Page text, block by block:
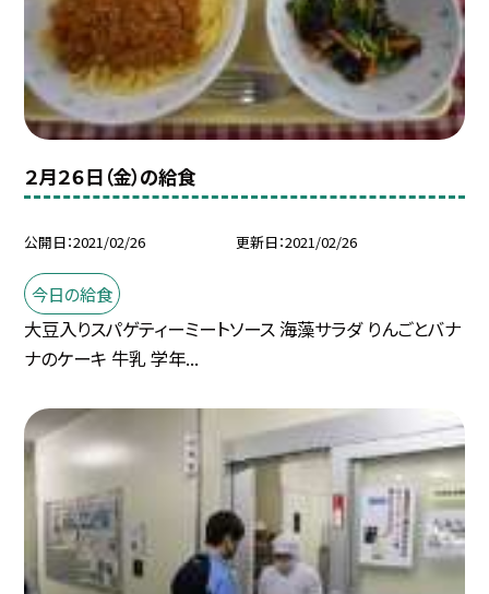
２月２６日（金）の給食
公開日 2021/02/26 更新日 2021/02/26
今日の給食
大豆入りスパゲティーミートソース 海藻サラダ りんごとバナ
ナのケーキ 牛乳 学年...